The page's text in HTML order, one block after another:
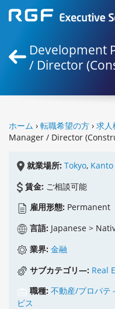
Development
/ Director
ホーム › 転職希望の方 › 求人
Manager / Director
就業場所: Tokyo, Kanto
賃金: ご相談可能
雇用形態: Permanent
言語: Japanese >
業界:金融
サブカテゴリ―: Real
職種:不動産/プロパテ
ビス